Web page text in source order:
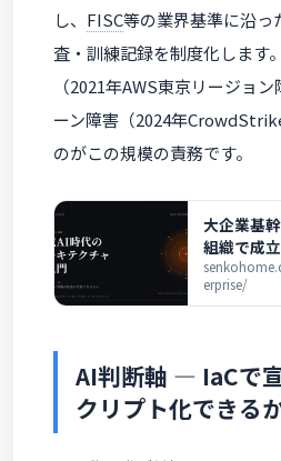
し、 FISC等の業界基準に沿っ
査・訓練記録を制度化します
（2021年AWS東京リージョ
ーン障害（2024年
のがこの規模の責務です。
大企業基
組織で成
代のアー
erprise/
AI判断軸 ― IaCで
クリプト化できる